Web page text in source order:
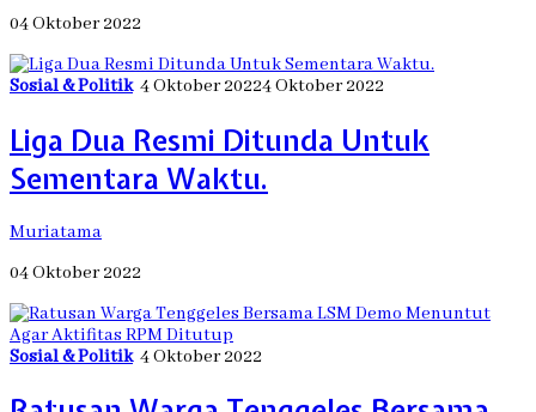
04 Oktober 2022
Sosial & Politik 4 Oktober 20224 Oktober 2022
Liga Dua Resmi Ditunda Untuk
Sementara Waktu.
Muriatama
04 Oktober 2022
Sosial & Politik 4 Oktober 2022